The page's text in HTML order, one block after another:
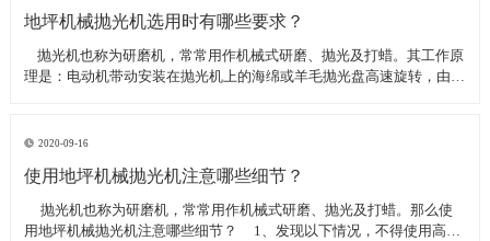
地坪机械抛光机选用时有哪些要求？
​ 抛光机也称为研磨机，常常用作机械式研磨、抛光及打蜡。其工作原
理是：电动机带动安装在抛光机上的海绵或羊毛抛光盘高速旋转，由于
求？
2020-09-16
使用地坪机械抛光机注意哪些细节？
​ 抛光机也称为研磨机，常常用作机械式研磨、抛光及打蜡。那么使
用地坪机械抛光机注意哪些细节？ 1、发现以下情况，不得使用高速